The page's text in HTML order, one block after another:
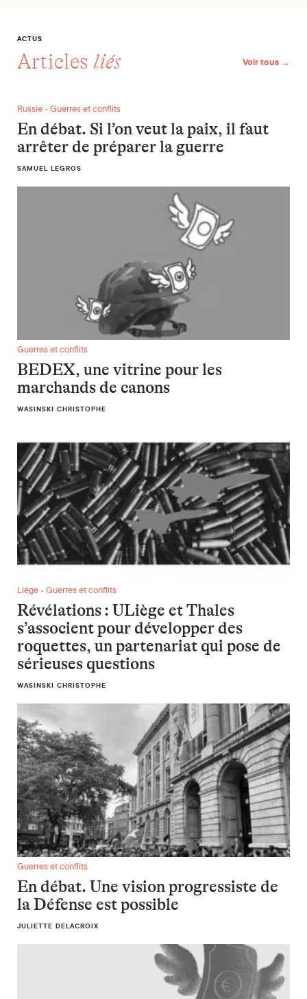
ACTUS
Articles liés Voir tous →
En débat. Si l’on veut la paix, il faut arrêter de préparer la
Russie • Guerres et conflits
En débat. Si l’on veut la paix, il faut
arrêter de préparer la guerre
SAMUEL LEGROS
BEDEX, une vitrine pour les marchands de canons
Guerres et conflits
BEDEX, une vitrine pour les
marchands de canons
WASINSKI CHRISTOPHE
Révélations : ULiège et Thales s’associent pour
Liège • Guerres et conflits
Révélations : ULiège et Thales
s’associent pour développer des
roquettes, un partenariat qui pose de
sérieuses questions
WASINSKI CHRISTOPHE
En débat. Une vision progressiste de la Défense est possible
Guerres et conflits
En débat. Une vision progressiste de
la Défense est possible
JULIETTE DELACROIX